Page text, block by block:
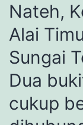
Nateh,
Alai
Sungai
Dua
cukup